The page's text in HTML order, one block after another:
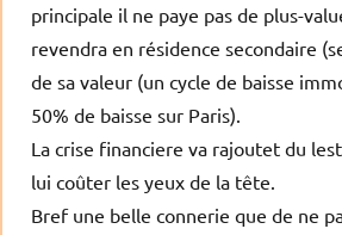
principale il ne paye pas de plus-
revendra en résidence secondaire
de sa valeur (un cycle de baisse
50% de baisse sur Paris).
La crise financiere va rajoutet du
lui coûter les yeux de la tête.
Bref une belle connerie que de ne